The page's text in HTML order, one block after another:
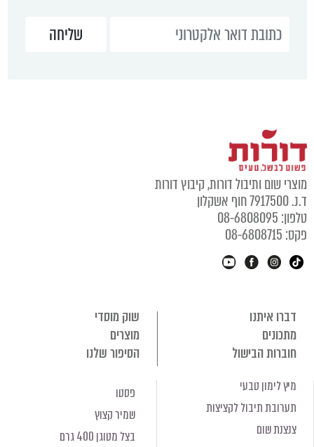
מוצרי שום ותיבול דורות, קיבוץ דורות
ד.נ. 7917500 חוף אשקלון
טלפון: 08-6808095
פקס: 08-6808715
דברו איתנו
שוק מוסדי
מתכונים
מוצרים
חוברות הבישול
הסיפור שלנו
מיץ לימון טבעי
תערובת תיבול לקציצות
צנצנת שום
פסטו
שמיר קצוץ
בצל מטוגן 400 גרם